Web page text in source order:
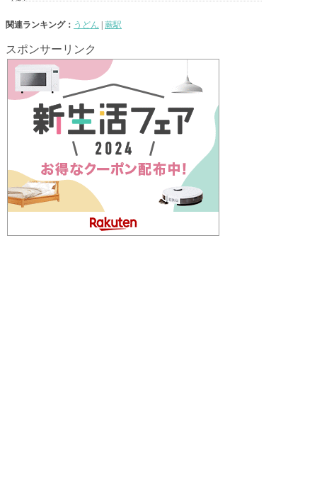
関連ランキング： うどん 蕨駅
スポンサーリンク